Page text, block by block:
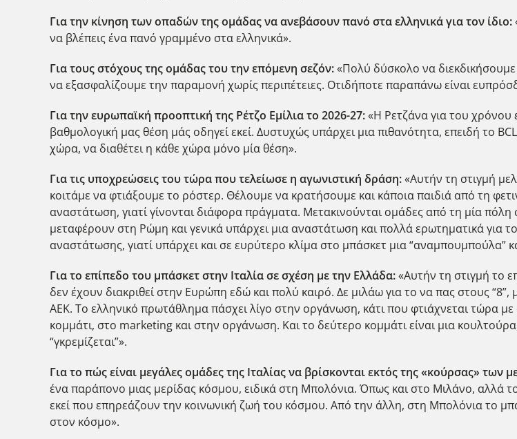
Για την κίνηση των οπαδών της ομάδας να ανεβάσουν πανό στα ελληνικά για τον ίδιο:
να βλέπεις ένα πανό γραμμένο στα ελληνικά».
Για τους στόχους της ομάδας του την επόμενη σεζόν:«Πολύ δύσκολο να
να εξασφαλίζουμε την παραμονή χωρίς περιπέτειες. Οτιδήποτε παραπάνω είναι
Για την ευρωπαϊκή προοπτική της Ρέτζο Εμίλια το 2026-27:«Η Ρετζάνα για του χρόνου
βαθμολογική μας θέση μάς οδηγεί εκεί. Δυστυχώς υπάρχει μια πιθανότητα, επειδή το
χώρα, να διαθέτει η κάθε χώρα μόνο μία θέση».
Για τις υποχρεώσεις του τώρα που τελείωσε η αγωνιστική δράση:«Αυτήν τη στιγμή
κοιτάμε να φτιάξουμε το ρόστερ. Θέλουμε να κρατήσουμε και κάποια παιδιά από τη
αναστάτωση, γιατί γίνονται διάφορα πράγματα. Μετακινούνται ομάδες από τη μία
μεταφέρουν στη Ρώμη και γενικά υπάρχει μια αναστάτωση και πολλά ερωτηματικά για
αναστάτωσης, γιατί υπάρχει και σε ευρύτερο κλίμα στο μπάσκετ μια “αναμπουμπούλα”
Για το επίπεδο του μπάσκετ στην Ιταλία σε σχέση με την Ελλάδα:«Αυτήν τη στιγμή το
δεν έχουν διακριθεί στην Ευρώπη εδώ και πολύ καιρό. Δε μιλάω για το να πας στους
ΑΕΚ. Το ελληνικό πρωτάθλημα πάσχει λίγο στην οργάνωση, κάτι που φτιάχνεται τώρα
κομμάτι, στο marketing και στην οργάνωση. Και το δεύτερο κομμάτι είναι μια
“γκρεμίζεται”».
Για το πώς είναι μεγάλες ομάδες της Ιταλίας να βρίσκονται εκτός της «κούρσας»
ένα παράπονο μιας μερίδας κόσμου, ειδικά στη Μπολόνια. Όπως και στο Μιλάνο, αλλά
εκεί που επηρεάζουν την κοινωνική ζωή του κόσμου. Από την άλλη, στη Μπολόνια το
στον κόσμο».